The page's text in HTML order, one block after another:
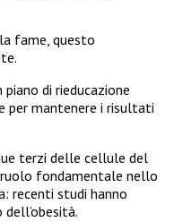
fame, questo
piano di rieducazione
per mantenere i risultati
terzi delle cellule del
fondamentale nello
recenti studi hanno